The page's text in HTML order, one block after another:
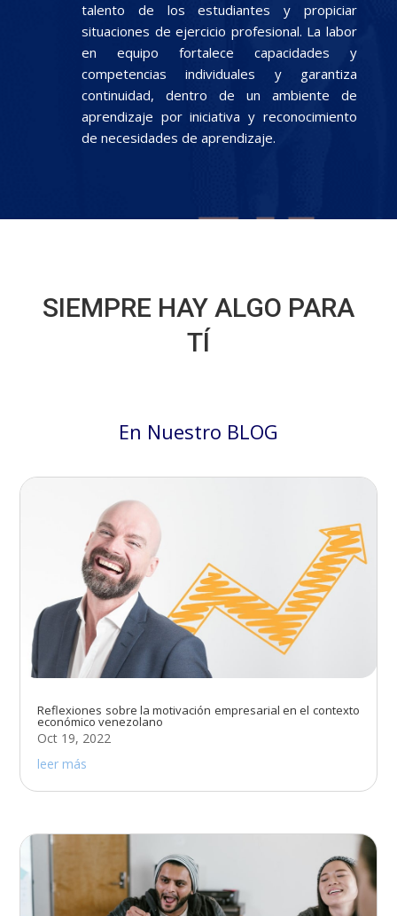
talento de los estudiantes y propiciar
situaciones de ejercicio profesional. La labor
en equipo fortalece capacidades y
competencias individuales y garantiza
continuidad, dentro de un ambiente de
aprendizaje por iniciativa y reconocimiento
de necesidades de aprendizaje.
SIEMPRE HAY ALGO PARA
TÍ
En Nuestro BLOG
Reflexiones sobre la motivación empresarial en el contexto
económico venezolano
Oct 19, 2022
leer más